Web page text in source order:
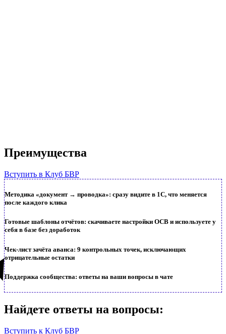
Преимущества
Вступить в Клуб БВР
Методика «документ → проводка»: сразу видите в 1С, что меняется
после каждого клика
Готовые шаблоны отчётов: скачиваете настройки ОСВ и используете у
себя в базе без доработок
Чек-лист зачёта аванса: 9 контрольных точек, исключающих
отрицательные остатки
Поддержка сообщества: ответы на ваши вопросы в чате
Найдете ответы на вопросы:
Вступить к Клуб БВР